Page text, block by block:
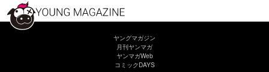
ヤングマガジン
月刊ヤンマガ
ヤンマガWeb
コミックDAYS